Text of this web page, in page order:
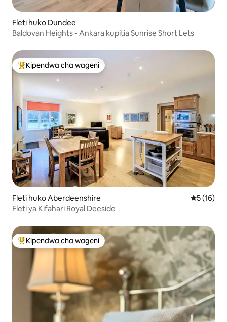
Fleti huko Dundee
Baldovan Heights - Ankara kupitia Sunrise Short Lets
Kipendwa maarufu cha wageni
Kipendwa cha wageni
Fleti huko Aberdeenshire Ukadiriaji
5 (16)
Fleti ya Kifahari Royal Deeside
Kipendwa maarufu cha wageni
Kipendwa cha wageni